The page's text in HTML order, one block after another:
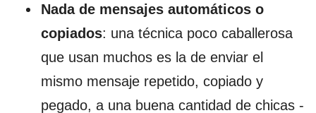
Nada de mensajes automáticos o
copiados: una técnica poco caballerosa
que usan muchos es la de enviar el
mismo mensaje repetido, copiado y
pegado, a una buena cantidad de chicas -